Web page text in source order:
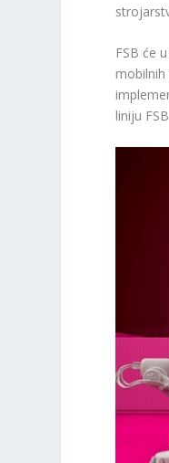
FSB će
liniju